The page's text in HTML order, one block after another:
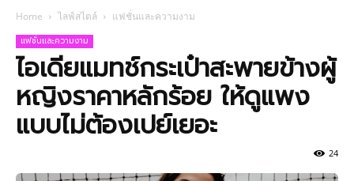
Home ไลฟ์สไตล์ แฟชั่นและความงาม
แฟชั่นและความงาม
ไอเดียแมทช์กระเป๋าสะพายข้างผู้
หญิงราคาหลักร้อย ให้ดูแพง
แบบไม่ต้องเปย์เยอะ
24